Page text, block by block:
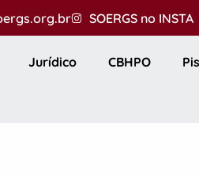
SOERGS no INSTA
Jurídico CBHPO